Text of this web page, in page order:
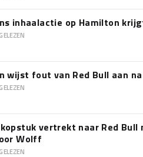
inhaalactie op Hamilton
wijst fout van Red Bull aan
vertrekt naar Red
Wolff